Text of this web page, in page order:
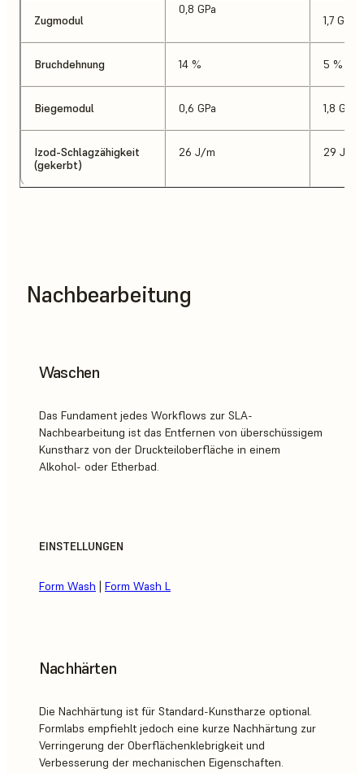
Zugmodul
0,8 GPa
1,7 GPa
Bruchdehnung 14 % 5 %
Biegemodul 0,6 GPa 1,8 GPa
Izod-Schlagzähigkeit
(gekerbt)
26 J/m 29 J/m
Nachbearbeitung
Waschen
Das Fundament jedes Workflows zur SLA-
Nachbearbeitung ist das Entfernen von überschüssigem
Kunstharz von der Druckteiloberfläche in einem
Alkohol- oder Etherbad.
EINSTELLUNGEN
Form Wash | Form Wash L
Nachhärten
Die Nachhärtung ist für Standard-Kunstharze optional.
Formlabs empfiehlt jedoch eine kurze Nachhärtung zur
Verringerung der Oberflächenklebrigkeit und
Verbesserung der mechanischen Eigenschaften.